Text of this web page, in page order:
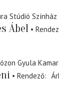
Stúdió Színház
Ábel
Gyula
Rendező